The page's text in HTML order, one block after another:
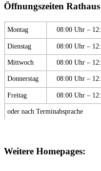
Öffnungszeiten
Montag 08:00 Uhr –
Dienstag 08:00 Uhr –
Mittwoch 08:00 Uhr –
Donnerstag 08:00 Uhr –
Freitag 08:00 Uhr –
oder nach Terminabsprache
Weitere Homepages: